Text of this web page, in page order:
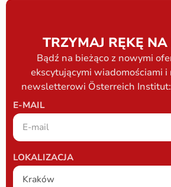
TRZYMAJ RĘKĘ
Bądź na bieżąco z nowymi
ekscytującymi wiadomościami
newsletterowi Österreich
E-MAIL
LOKALIZACJA